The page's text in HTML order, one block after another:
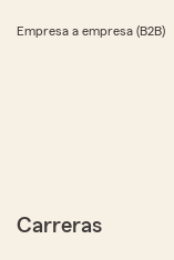
Empresa a empresa (B2B)
Carreras